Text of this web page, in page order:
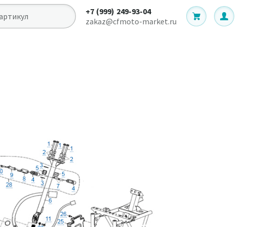
+7 (999) 249-93-04
zakaz@cfmoto-market.ru